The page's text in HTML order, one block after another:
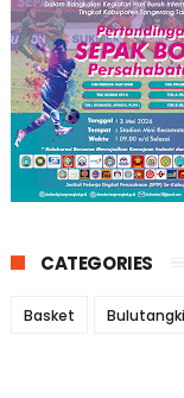
CATEGORIES
Basket